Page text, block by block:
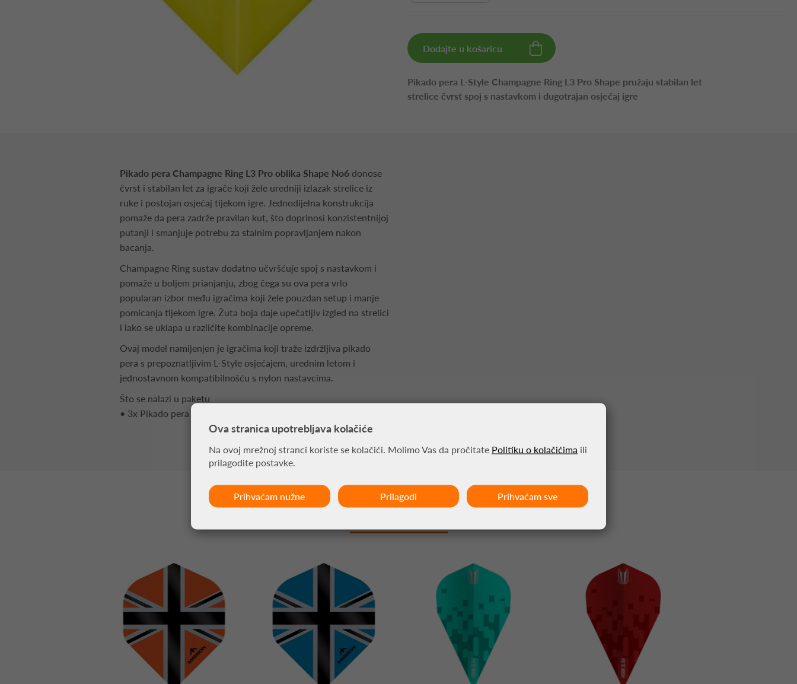
Dodajte u košaricu
Pikado pera L-Style Champagne Ring L3 Pro Shape pružaju stabilan let
strelice čvrst spoj s nastavkom i dugotrajan osjećaj igre
Pikado pera Champagne Ring L3 Pro oblika Shape No6 donose
čvrst i stabilan let za igrače koji žele uredniji izlazak strelice iz
ruke i postojan osjećaj tijekom igre. Jednodijelna konstrukcija
pomaže da pera zadrže pravilan kut, što doprinosi konzistentnijoj
putanji i smanjuje potrebu za stalnim popravljanjem nakon
bacanja.
Champagne Ring sustav dodatno učvršćuje spoj s nastavkom i
pomaže u boljem prianjanju, zbog čega su ova pera vrlo
popularan izbor među igračima koji žele pouzdan setup i manje
pomicanja tijekom igre. Žuta boja daje upečatljiv izgled na strelici
i lako se uklapa u različite kombinacije opreme.
Ovaj model namijenjen je igračima koji traže izdržljiva pikado
pera s prepoznatljivim L-Style osjećajem, urednim letom i
jednostavnom kompatibilnošću s nylon nastavcima.
Što se nalazi u paketu
• 3x Pikado pera L-Style Champagne Ring L3 Pro
Ova stranica upotrebljava kolačiće
Na ovoj mrežnoj stranci koriste se kolačići. Molimo Vas da pročitate Politiku o kolačićima ili
prilagodite postavke.
Prihvaćam nužne Prilagodi Prihvaćam sve